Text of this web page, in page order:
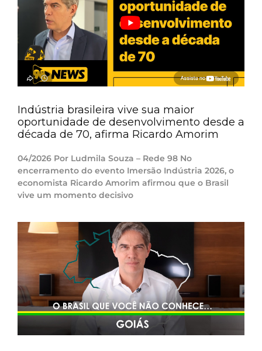
Indústria brasileira vive sua maior
oportunidade de desenvolvimento desde a
década de 70, afirma Ricardo Amorim
04/2026 Por Ludmila Souza – Rede 98 No
encerramento do evento Imersão Indústria 2026, o
economista Ricardo Amorim afirmou que o Brasil
vive um momento decisivo